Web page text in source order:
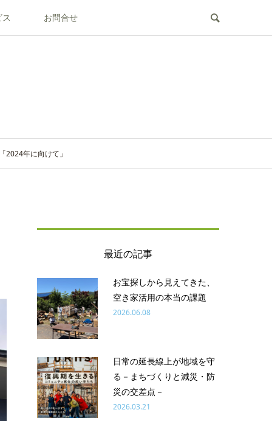
お問合せ
2024年に向けて」
最近の記事
お宝探しから見えてきた、
空き家活用の本当の課題
2026.06.08
日常の延長線上が地域を守
る－まちづくりと減災・防
災の交差点－
2026.03.21